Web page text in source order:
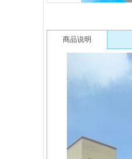
商品说明